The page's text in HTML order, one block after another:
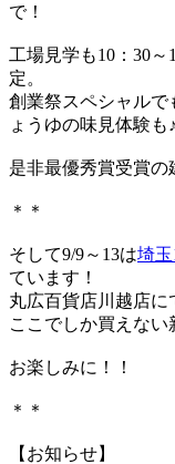
で！
工場見学も10：30
定。
創業祭スペシャルで
ょうゆの味見体験も♪
是非最優秀賞受賞の
＊＊
そして9/9～13は埼
ています！
丸広百貨店川越店に
ここでしか買えな
お楽しみに！！
＊＊
【お知らせ】